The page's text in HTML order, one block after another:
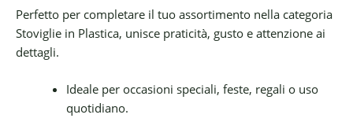
Perfetto per completare il tuo assortimento nella categoria
Stoviglie in Plastica, unisce praticità, gusto e attenzione ai
dettagli.
Ideale per occasioni speciali, feste, regali o uso
quotidiano.